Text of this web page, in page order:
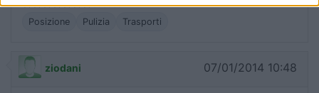
Posizione Pulizia Trasporti
ziodani 07/01/2014 10:48